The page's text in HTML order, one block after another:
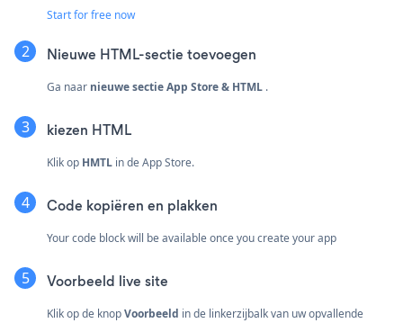
Start for free now
Nieuwe HTML-sectie toevoegen
Ga naar nieuwe sectieApp Store & HTML .
kiezen HTML
Klik op HMTL in de App Store.
Code kopiëren en plakken
Your code block will be available once you create your app
Voorbeeld live site
Klik op de knopVoorbeeld in de linkerzijbalk van uw opvallende